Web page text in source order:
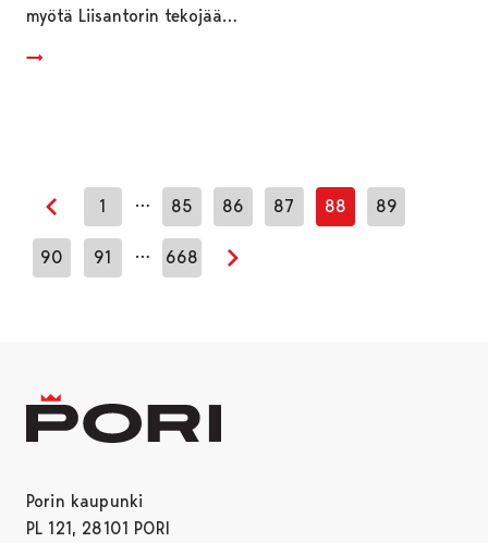
myötä Liisantorin tekojää…
Edellinen sivu
1 … 85 86 87 88 89
90 91 … 668
Seuraava sivu
Porin kaupunki
PL 121, 28101 PORI